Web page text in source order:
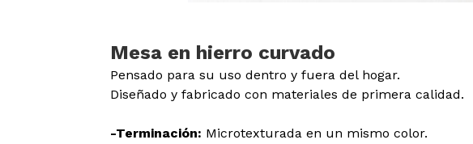
Mesa en hierro curvado
Pensado para su uso dentro y fuera del hogar.
Diseñado y fabricado con materiales de primera calidad.
-Terminación: Microtexturada en un mismo color.